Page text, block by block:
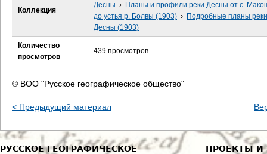
Коллекция
Десны › Планы и профили реки Десны от с.
до устья р. Болвы (1903) › Подробные планы реки
Десны (1903)
Количество
просмотров
439 просмотров
© ВОО "Русское географическое общество"
< Предыдущий материал
РУССКОЕ ГЕОГРАФИЧЕСКОЕ
ПРОЕКТЫ И